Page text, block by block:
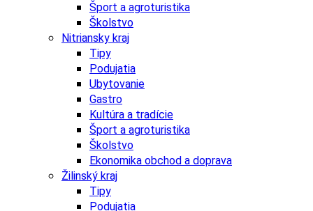
Šport a agroturistika
Školstvo
Nitriansky kraj
Tipy
Podujatia
Ubytovanie
Gastro
Kultúra a tradície
Šport a agroturistika
Školstvo
Ekonomika obchod a doprava
Žilinský kraj
Tipy
Podujatia